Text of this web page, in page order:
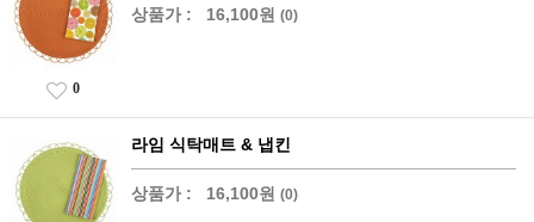
상품가 : 16,100원 (0)
0
라임 식탁매트 & 냅킨
상품가 : 16,100원 (0)